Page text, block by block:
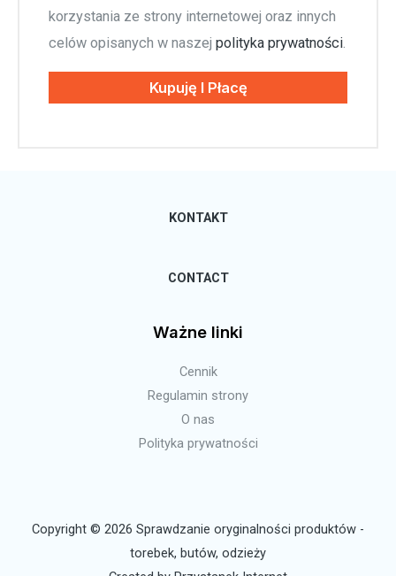
korzystania ze strony internetowej oraz innych
celów opisanych w naszej polityka prywatności.
Kupuję I Płacę
KONTAKT
CONTACT
Ważne linki
Cennik
Regulamin strony
O nas
Polityka prywatności
Copyright © 2026 Sprawdzanie oryginalności produktów -
torebek, butów, odzieży